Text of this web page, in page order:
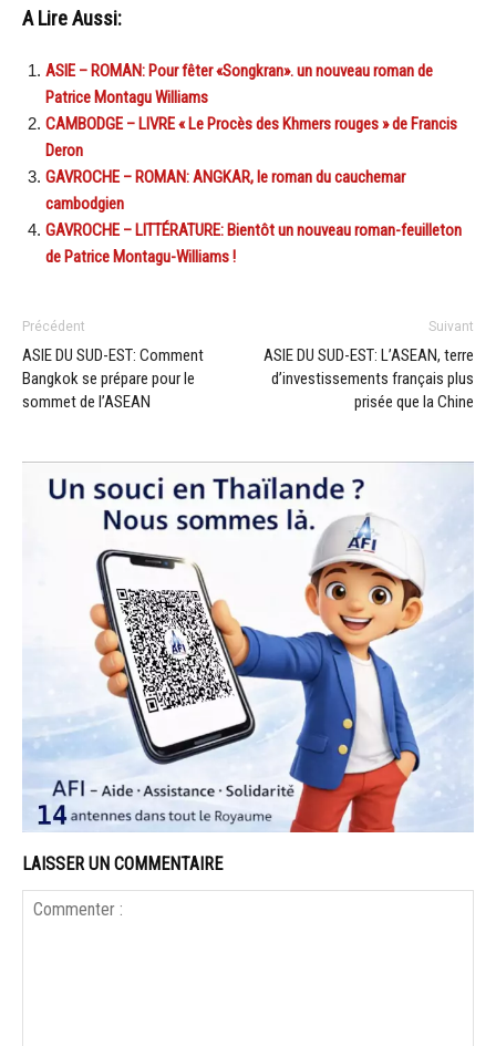
A Lire Aussi:
ASIE – ROMAN: Pour fêter «Songkran». un nouveau roman de
Patrice Montagu Williams
CAMBODGE – LIVRE « Le Procès des Khmers rouges » de Francis
Deron
GAVROCHE – ROMAN: ANGKAR, le roman du cauchemar
cambodgien
GAVROCHE – LITTÉRATURE: Bientôt un nouveau roman-feuilleton
de Patrice Montagu-Williams !
Précédent
ASIE DU SUD-EST: Comment
Bangkok se prépare pour le
sommet de l’ASEAN
Suivant
ASIE DU SUD-EST: L’ASEAN, terre
d’investissements français plus
prisée que la Chine
LAISSER UN COMMENTAIRE